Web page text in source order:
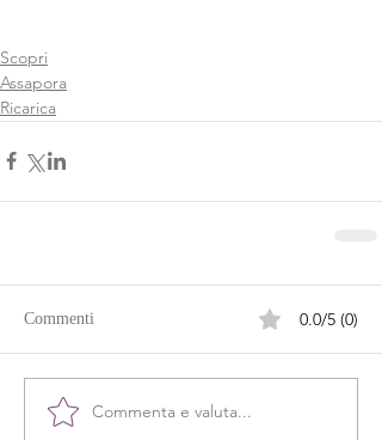
Scopri
Assapora
Ricarica
Commenti 0.0/5 (0)
Commenta e valuta...